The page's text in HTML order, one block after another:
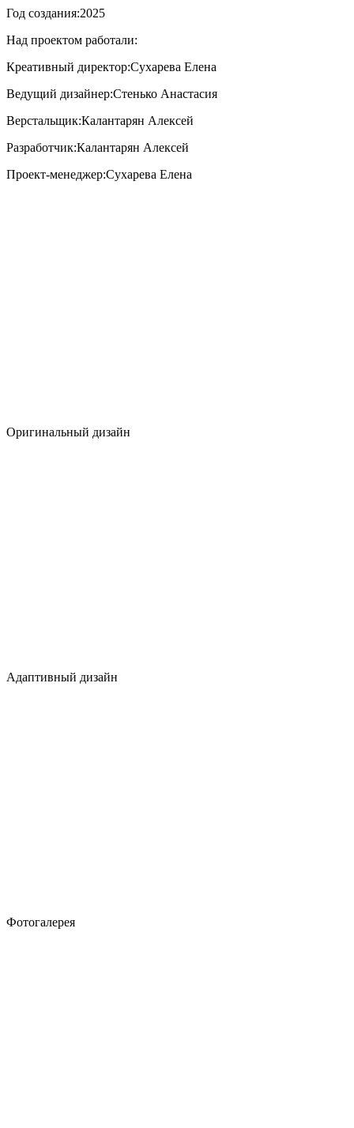
Год создания:2025
Над проектом работали:
Креативный директор:Сухарева Елена
Ведущий дизайнер:Стенько Анастасия
Верстальщик:Калантарян Алексей
Разработчик:Калантарян Алексей
Проект-менеджер:Сухарева Елена
Оригинальный дизайн
Адаптивный дизайн
Фотогалерея